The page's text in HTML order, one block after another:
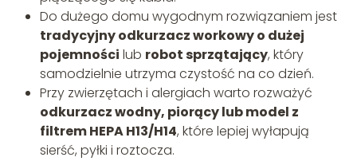
Do dużego domu wygodnym rozwiązaniem jest
tradycyjny odkurzacz workowy o dużej
pojemności lub robot sprzątający, który
samodzielnie utrzyma czystość na co dzień.
Przy zwierzętach i alergiach warto rozważyć
odkurzacz wodny, piorący lub model z
filtrem HEPA H13/H14, które lepiej wyłapują
sierść, pyłki i roztocza.